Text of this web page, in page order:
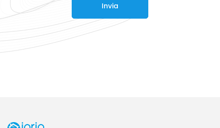
Invia